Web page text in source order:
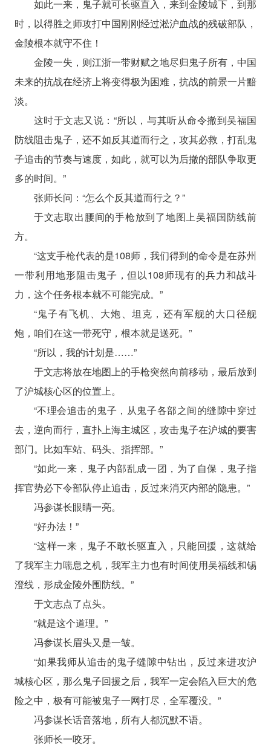
如此一来，鬼子就可长驱直入，来到金陵城下，到那
时，以得胜之师攻打中国刚刚经过淞沪血战的残破部队，
金陵根本就守不住！
金陵一失，则江浙一带财赋之地尽归鬼子所有，中国
未来的抗战在经济上将变得极为困难，抗战的前景一片黯
淡。
这时于文志又说：“所以，与其听从命令撤到吴福国
防线阻击鬼子，还不如反其道而行之，攻其必救，打乱鬼
子追击的节奏与速度，如此，就可以为后撤的部队争取更
多的时间。”
张师长问：“怎么个反其道而行之？”
于文志取出腰间的手枪放到了地图上吴福国防线前
方。
“这支手枪代表的是108师，我们得到的命令是在苏州
一带利用地形阻击鬼子，但以108师现有的兵力和战斗
力，这个任务根本就不可能完成。”
“鬼子有飞机、大炮、坦克，还有军舰的大口径舰
炮，咱们在这一带死守，根本就是送死。”
“所以，我的计划是……”
于文志将放在地图上的手枪突然向前移动，最后放到
了沪城核心区的位置上。
“不理会追击的鬼子，从鬼子各部之间的缝隙中穿过
去，逆向而行，直扑上海主城区，攻击鬼子在沪城的要害
部门。比如车站、码头、指挥部。”
“如此一来，鬼子内部乱成一团，为了自保，鬼子指
挥官势必下令部队停止追击，反过来消灭内部的隐患。”
冯参谋长眼睛一亮。
“好办法！”
“这样一来，鬼子不敢长驱直入，只能回援，这就给
了我军主力喘息之机，我军主力也有时间使用吴福线和锡
澄线，形成金陵外围防线。”
于文志点了点头。
“就是这个道理。”
冯参谋长眉头又是一皱。
“如果我师从追击的鬼子缝隙中钻出，反过来进攻沪
城核心区，那么鬼子回援之后，我军一定会陷入巨大的危
险之中，极有可能被鬼子一网打尽，全军覆没。”
冯参谋长话音落地，所有人都沉默不语。
张师长一咬牙。